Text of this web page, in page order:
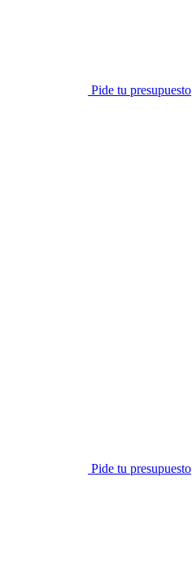
Pide tu presupuesto
Pide tu presupuesto